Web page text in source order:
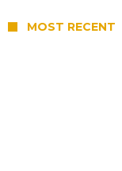
MOST RECENT